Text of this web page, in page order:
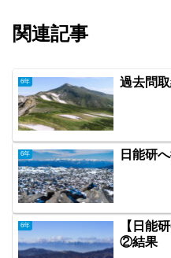
関連記事
6年 過去問
6年 日能研
6年
【日能
②結果